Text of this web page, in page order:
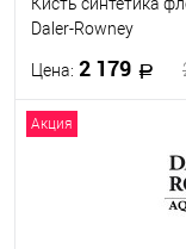
Кисть синтетика
Daler-Rowney
Цена: 2 179
Акция